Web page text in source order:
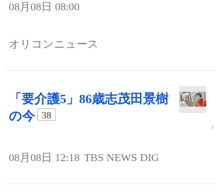
08月08日 08:00
オリコンニュース
「要介護5」86歳志茂田景樹
の今
38
08月08日 12:18 TBS NEWS DIG